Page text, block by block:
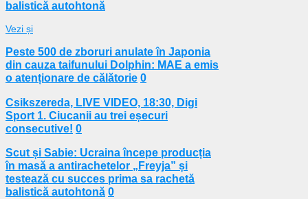
balistică autohtonă
Vezi și
Peste 500 de zboruri anulate în Japonia
din cauza taifunului Dolphin: MAE a emis
o atenționare de călătorie 0
Csikszereda, LIVE VIDEO, 18:30, Digi
Sport 1. Ciucanii au trei eșecuri
consecutive! 0
Scut și Sabie: Ucraina începe producția
în masă a antirachetelor „Freyja” și
testează cu succes prima sa rachetă
balistică autohtonă 0